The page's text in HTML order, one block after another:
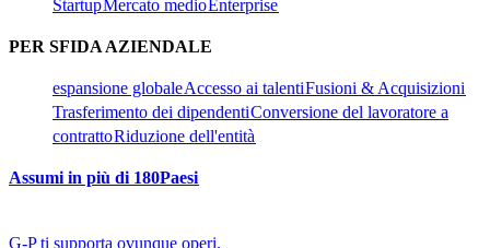
Startup​​Mercato medio​​ Enterprise​​
PER SFIDA AZIENDALE​​
espansione globale​​Accesso ai talenti​​Fusioni & Acquisizioni​​
Trasferimento dei dipendenti​​Conversione del lavoratore a
contratto​​Riduzione dell'entità​​
Assumi in più di 180Paesi​​
G-P ti supporta ovunque operi.​​